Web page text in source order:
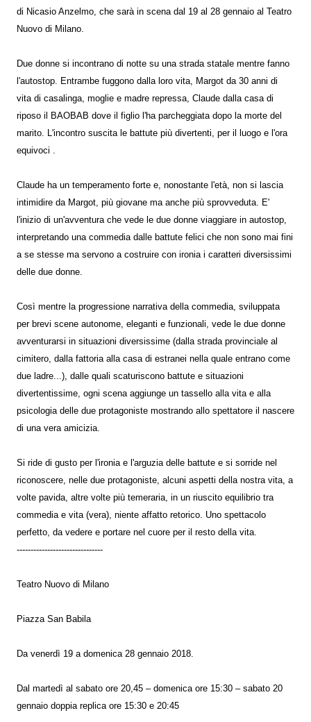
di Nicasio Anzelmo, che sarà in scena dal 19 al 28 gennaio al Teatro
Nuovo di Milano.
Due donne si incontrano di notte su una strada statale mentre fanno
l'autostop. Entrambe fuggono dalla loro vita, Margot da 30 anni di
vita di casalinga, moglie e madre repressa, Claude dalla casa di
riposo il BAOBAB dove il figlio l'ha parcheggiata dopo la morte del
marito. L'incontro suscita le battute più divertenti, per il luogo e l'ora
equivoci .
Claude ha un temperamento forte e, nonostante l'età, non si lascia
intimidire da Margot, più giovane ma anche più sprovveduta. E'
l'inizio di un'avventura che vede le due donne viaggiare in autostop,
interpretando una commedia dalle battute felici che non sono mai fini
a se stesse ma servono a costruire con ironia i caratteri diversissimi
delle due donne.
Così mentre la progressione narrativa della commedia, sviluppata
per brevi scene autonome, eleganti e funzionali, vede le due donne
avventurarsi in situazioni diversissime (dalla strada provinciale al
cimitero, dalla fattoria alla casa di estranei nella quale entrano come
due ladre...), dalle quali scaturiscono battute e situazioni
divertentissime, ogni scena aggiunge un tassello alla vita e alla
psicologia delle due protagoniste mostrando allo spettatore il nascere
di una vera amicizia.
Si ride di gusto per l'ironia e l'arguzia delle battute e si sorride nel
riconoscere, nelle due protagoniste, alcuni aspetti della nostra vita, a
volte pavida, altre volte più temeraria, in un riuscito equilibrio tra
commedia e vita (vera), niente affatto retorico. Uno spettacolo
perfetto, da vedere e portare nel cuore per il resto della vita.
-------------------------------
Teatro Nuovo di Milano
Piazza San Babila
Da venerdì 19 a domenica 28 gennaio 2018.
Dal martedì al sabato ore 20,45 – domenica ore 15:30 – sabato 20
gennaio doppia replica ore 15:30 e 20:45